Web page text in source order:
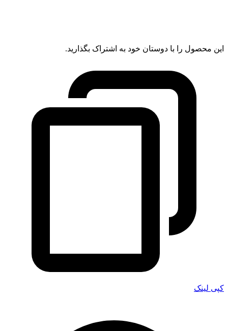
این محصول را با دوستان خود به اشتراک بگذارید.
کپی لینک